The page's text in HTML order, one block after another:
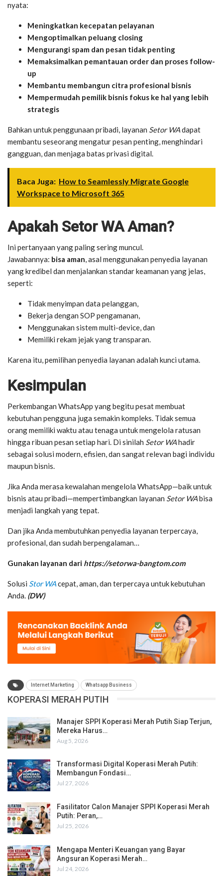
nyata:
Meningkatkan kecepatan pelayanan
Mengoptimalkan peluang closing
Mengurangi spam dan pesan tidak penting
Memaksimalkan pemantauan order dan proses follow-
up
Membantu membangun citra profesional bisnis
Mempermudah pemilik bisnis fokus ke hal yang lebih
strategis
Bahkan untuk penggunaan pribadi, layanan Setor WAdapat
membantu seseorang mengatur pesan penting, menghindari
gangguan, dan menjaga batas privasi digital.
Baca Juga: How to Seamlessly Migrate Google
Workspace to Microsoft 365
Apakah Setor WA Aman?
Ini pertanyaan yang paling sering muncul.
Jawabannya: bisa aman, asal menggunakan penyedia layanan
yang kredibel dan menjalankan standar keamanan yang jelas,
seperti:
Tidak menyimpan data pelanggan,
Bekerja dengan SOP pengamanan,
Menggunakan sistem multi-device, dan
Memiliki rekam jejak yang transparan.
Karena itu, pemilihan penyedia layanan adalah kunci utama.
Kesimpulan
Perkembangan WhatsApp yang begitu pesat membuat
kebutuhan pengguna juga semakin kompleks. Tidak semua
orang memiliki waktu atau tenaga untuk mengelola ratusan
hingga ribuan pesan setiap hari. Di sinilah Setor WAhadir
sebagai solusi modern, efisien, dan sangat relevan bagi individu
maupun bisnis.
Jika Anda merasa kewalahan mengelola WhatsApp—baik untuk
bisnis atau pribadi—mempertimbangkan layanan Setor WAbisa
menjadi langkah yang tepat.
Dan jika Anda membutuhkan penyedia layanan terpercaya,
profesional, dan sudah berpengalaman…
Gunakan layanan dari https://setorwa-bangtom.com
Solusi Stor WAcepat, aman, dan terpercaya untuk kebutuhan
Anda. (DW)
Internet Marketing Whatsapp Business
KOPERASI MERAH PUTIH
Manajer SPPI Koperasi Merah Putih Siap Terjun,
Mereka Harus…
Aug 5, 2026
Transformasi Digital Koperasi Merah Putih:
Membangun Fondasi…
Jul 27, 2026
Fasilitator Calon Manajer SPPI Koperasi Merah
Putih: Peran,…
Jul 25, 2026
Mengapa Menteri Keuangan yang Bayar
Angsuran Koperasi Merah…
Jul 24, 2026